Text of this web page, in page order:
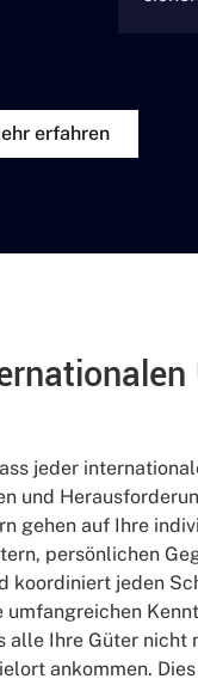
erfahren
jeder
und
gehen auf Ihre
persönlichen
koordiniert jeden
alle Ihre Güter nicht
ankommen.